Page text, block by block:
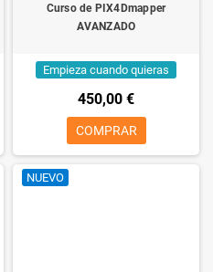
Curso de PIX4Dmapper
AVANZADO
Empieza cuando quieras
450,00 €
COMPRAR
NUEVO